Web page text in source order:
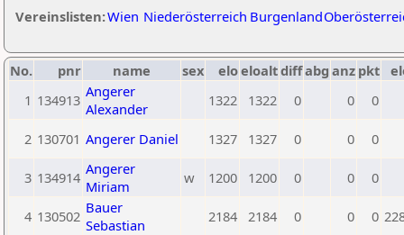
Vereinslisten:Wien Niederösterreich Burgenland
No. pnr name sex eloeloaltdiffabg anz pkt
1 134913 Angerer
Alexander
1322 1322 0 0 0
2 130701 Angerer Daniel 1327 1327 0 0 0
3 134914 Angerer
Miriam
w 1200 1200 0 0 0
4 130502 Bauer
Sebastian
2184 2184 0 0 0